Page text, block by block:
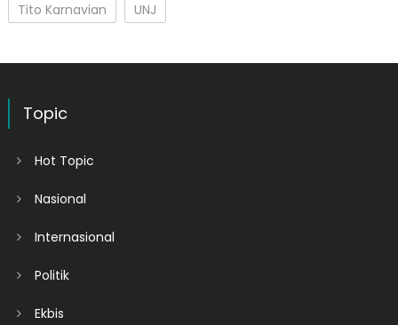
Tito Karnavian
UNJ
Topic
Hot Topic
Nasional
Internasional
Politik
Ekbis